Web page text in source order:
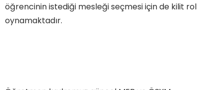
öğrencinin istediği mesleği seçmesi için de kilit rol
oynamaktadır.